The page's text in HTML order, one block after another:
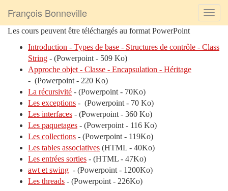
François Bonneville
Les cours peuvent être téléchargés au format PowerPoint
Introduction - Types de base - Structures de contrôle - Class
String - (Powerpoint - 509 Ko)
Approche objet - Classe - Encapsulation - Héritage
- (Powerpoint - 220 Ko)
La récursivité - (Powerpoint - 70Ko)
Les exceptions - (Powerpoint - 70 Ko)
Les interfaces - (Powerpoint - 360 Ko)
Les paquetages - (Powerpoint - 116 Ko)
Les collections - (Powerpoint - 119Ko)
Les tables associatives (HTML - 40Ko)
Les entrées sorties - (HTML - 47Ko)
awt et swing - (Powerpoint - 1200Ko)
Les threads - (Powerpoint - 226Ko)